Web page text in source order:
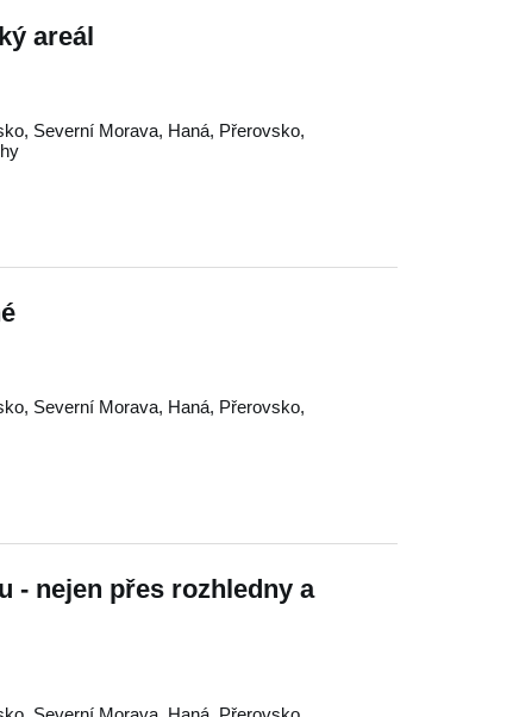
areál
, Severní Morava, Haná, Přerovsko,
, Severní Morava, Haná, Přerovsko,
- nejen přes rozhledny a